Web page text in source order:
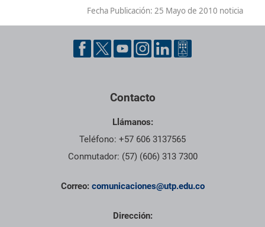
Fecha Publicación: 25 Mayo de 2010 noticia
Contacto
Llámanos:
Teléfono: +57 606 3137565
Conmutador: (57) (606) 313 7300
Correo: comunicaciones@utp.edu.co
Dirección: